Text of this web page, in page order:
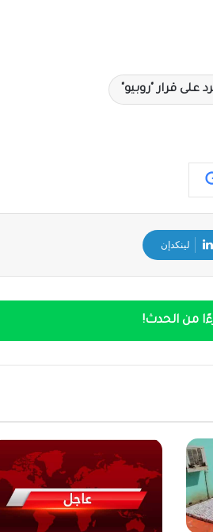
على قرار "روبيو"
لينكدإن
من الحدث!